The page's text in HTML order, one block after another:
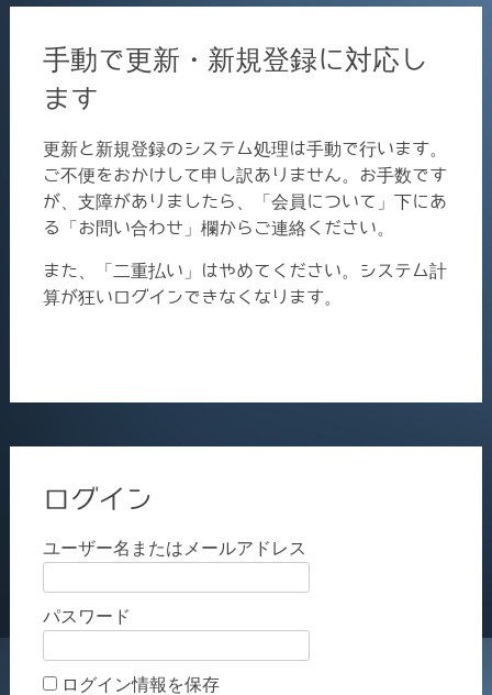
手動で更新・新規登録に対応し
ます
更新と新規登録のシステム処理は手動で行います。
ご不便をおかけして申し訳ありません。お手数です
が、支障がありましたら、「会員について」下にあ
る「お問い合わせ」欄からご連絡ください。
また、「二重払い」はやめてください。システム計
算が狂いログインできなくなります。
ログイン
ユーザー名またはメールアドレス
パスワード
ログイン情報を保存